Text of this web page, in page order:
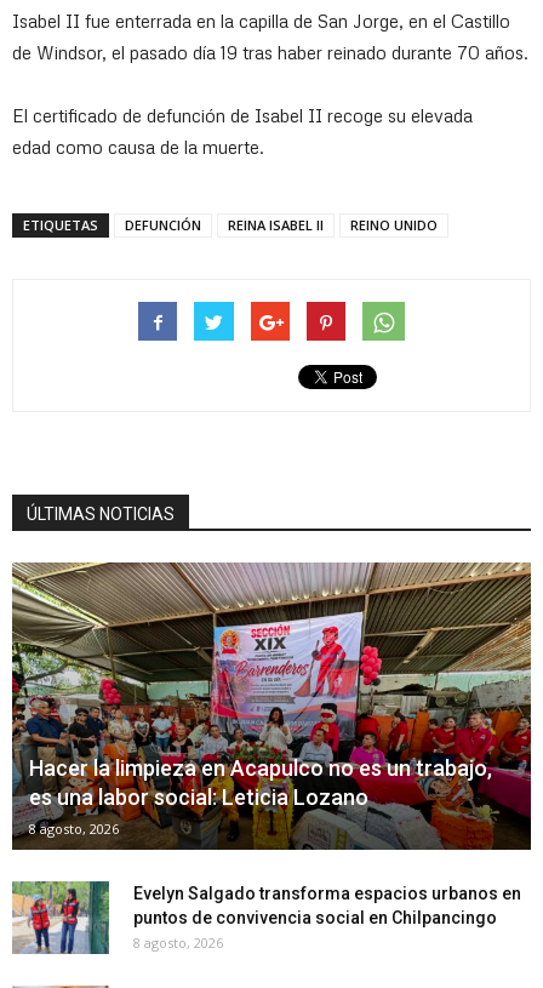
Isabel II fue enterrada en la capilla de San Jorge, en el Castillo
de Windsor, el pasado día 19 tras haber reinado durante 70 años.
El certificado de defunción de Isabel II recoge su elevada
edad como causa de la muerte.
ETIQUETAS DEFUNCIÓN REINA ISABEL II REINO UNIDO
ÚLTIMAS NOTICIAS
Hacer la limpieza en Acapulco no es un trabajo,
es una labor social: Leticia Lozano
8 agosto, 2026
Evelyn Salgado transforma espacios urbanos en
puntos de convivencia social en Chilpancingo
8 agosto, 2026